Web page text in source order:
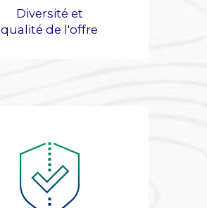
Diversité et
qualité de l'offre